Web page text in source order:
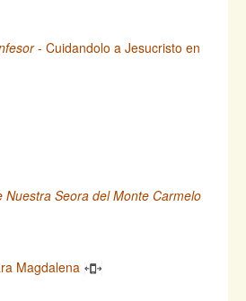
- Cuidandolo a Jesucristo en
Seora del Monte Carmelo
Magdalena